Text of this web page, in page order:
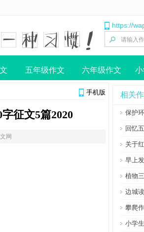
https://
五年级作文 六年级作文
手机版
征文5篇2020
网
相关
保护
回忆
关于
早上
植物
边城
攀爬
小学